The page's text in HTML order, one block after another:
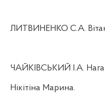
ЛИТВИНЕНКО С.А.
ЧАЙКІВСЬКИЙ І.А.
Нікітіна Марина.